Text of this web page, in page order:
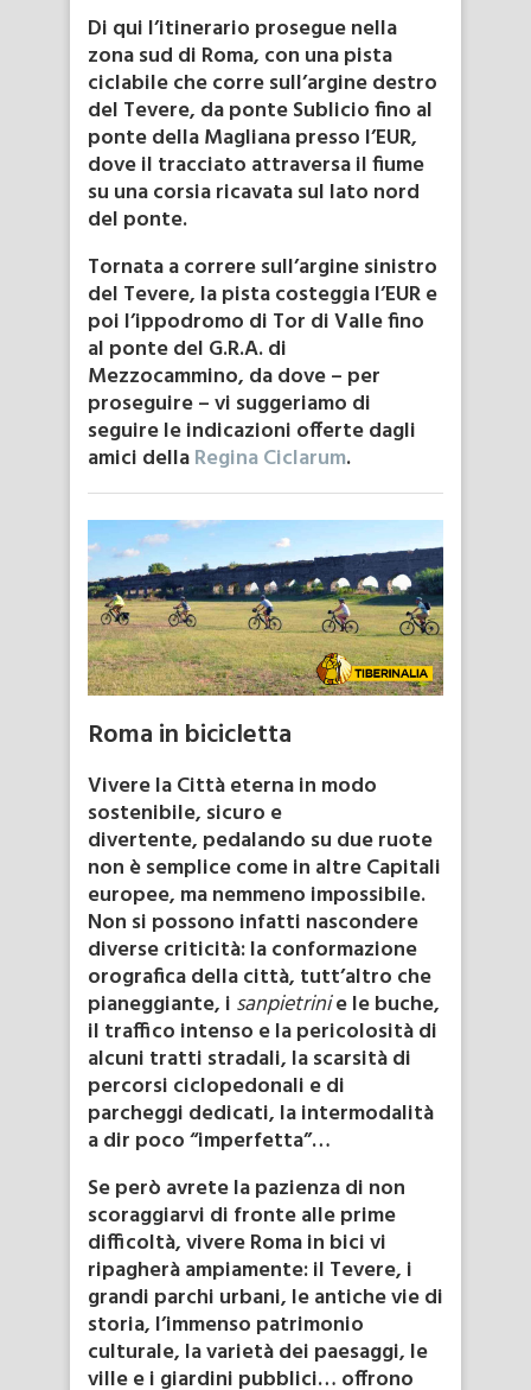
Di qui l’itinerario prosegue nella
zona sud di Roma, con una pista
ciclabile che corre sull’argine destro
del Tevere, da ponte Sublicio fino al
ponte della Magliana presso l’EUR,
dove il tracciato attraversa il fiume
su una corsia ricavata sul lato nord
del ponte.
Tornata a correre sull’argine sinistro
del Tevere, la pista costeggia l’EUR e
poi l’ippodromo di Tor di Valle fino
al ponte del G.R.A. di
Mezzocammino, da dove – per
proseguire – vi suggeriamo di
seguire le indicazioni offerte dagli
amici dellaRegina Ciclarum.
Roma in bicicletta
Vivere la Città eterna in modo
sostenibile, sicuro e
divertente, pedalando su due ruote
non è semplice come in altre Capitali
europee, ma nemmeno impossibile.
Non si possono infatti nascondere
diverse criticità: la conformazione
orografica della città, tutt’altro che
pianeggiante, i sanpietrinie le buche,
il traffico intenso e la pericolosità di
alcuni tratti stradali, la scarsità di
percorsi ciclopedonali e di
parcheggi dedicati, la intermodalità
a dir poco “imperfetta”…
Se però avrete la pazienza di non
scoraggiarvi di fronte alle prime
difficoltà, vivere Roma in bici vi
ripagherà ampiamente: il Tevere, i
grandi parchi urbani, le antiche vie di
storia, l’immenso patrimonio
culturale, la varietà dei paesaggi, le
ville e i giardini pubblici… offrono